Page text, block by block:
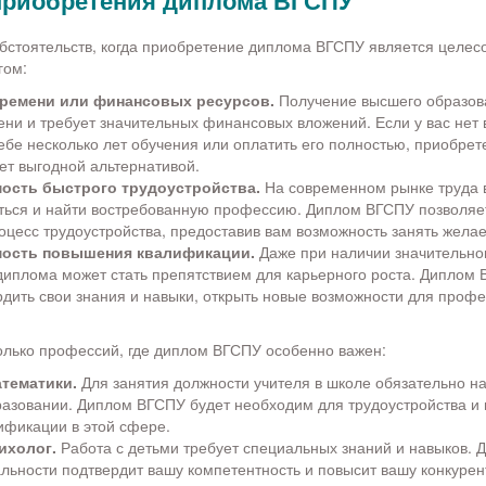
когда приобретение диплома ВГСПУ является
или финансовых ресурсов. Получение высшего
и требует значительных финансовых вложений. Если у вас нет
несколько лет обучения или оплатить его полностью,
выгодной альтернативой.
быстрого трудоустройства. На современном рынке труда
и найти востребованную профессию. Диплом ВГСПУ
трудоустройства, предоставив вам возможность занять
повышения квалификации. Даже при наличии
может стать препятствием для карьерного роста.
свои знания и навыки, открыть новые возможности для
профессий, где диплом ВГСПУ особенно важен:
Для занятия должности учителя в школе обязательно
Диплом ВГСПУ будет необходим для трудоустройства и
в этой сфере.
Работа с детьми требует специальных знаний и
подтвердит вашу компетентность и повысит вашу